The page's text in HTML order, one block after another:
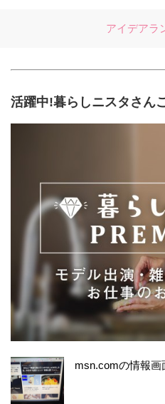
アイデアラ
活躍中!暮らしニスタさん
msn.comの情報画